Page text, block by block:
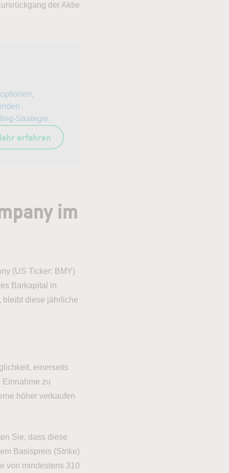
der Aktie
Strategie.
erfahren
im
(US Ticker: BMY)
Barkapital in
bleibt diese jährliche
einerseits
Einnahme zu
höher verkaufen
Sie, dass diese
Basispreis (Strike)
von mindestens 310